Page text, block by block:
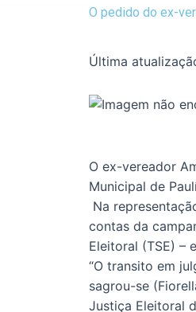
O pedido do ex-
Última
O ex-vereador
Municipal de
Na
contas da
Eleitoral (TSE) –
“O transito em
sagrou-se
Justiça Eleitoral